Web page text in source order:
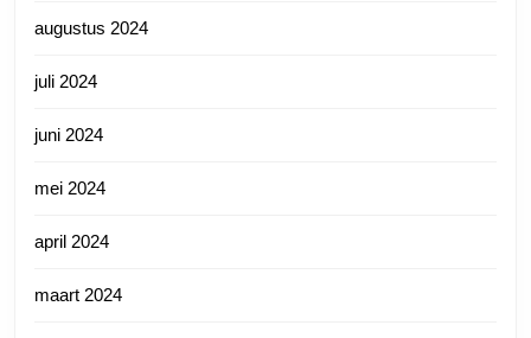
augustus 2024
juli 2024
juni 2024
mei 2024
april 2024
maart 2024